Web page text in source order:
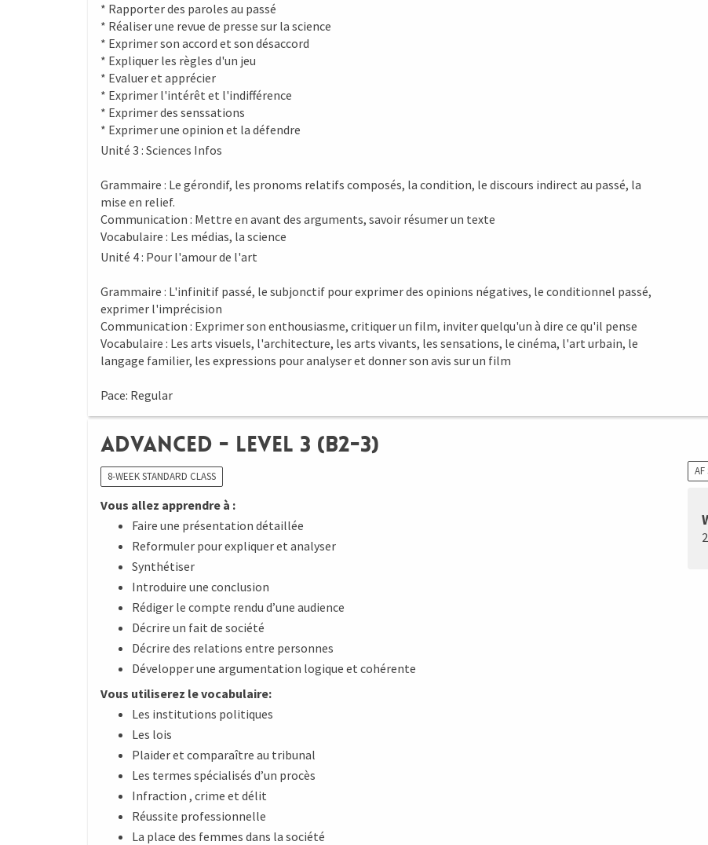
* Rapporter des paroles au passé
* Réaliser une revue de presse sur la science
* Exprimer son accord et son désaccord
* Expliquer les règles d'un jeu
* Evaluer et apprécier
* Exprimer l'intérêt et l'indifférence
* Exprimer des senssations
* Exprimer une opinion et la défendre
Unité 3 : Sciences Infos
Grammaire : Le gérondif, les pronoms relatifs composés, la condition, le discours indirect au passé, la
mise en relief.
Communication : Mettre en avant des arguments, savoir résumer un texte
Vocabulaire : Les médias, la science
Unité 4 : Pour l'amour de l'art
Grammaire : L'infinitif passé, le subjonctif pour exprimer des opinions négatives, le conditionnel passé,
exprimer l'imprécision
Communication : Exprimer son enthousiasme, critiquer un film, inviter quelqu'un à dire ce qu'il pense
Vocabulaire : Les arts visuels, l'architecture, les arts vivants, les sensations, le cinéma, l'art urbain, le
langage familier, les expressions pour analyser et donner son avis sur un film
Pace: Regular
Advanced - Level 3 (B2-3)
8-WEEK STANDARD CLASS
Vous allez apprendre à :
Faire une présentation détaillée
Reformuler pour expliquer et analyser
Synthétiser
Introduire une conclusion
Rédiger le compte rendu d’une audience
Décrire un fait de société
Décrire des relations entre personnes
Développer une argumentation logique et cohérente
Vous utiliserez le vocabulaire:
Les institutions politiques
Les lois
Plaider et comparaître au tribunal
Les termes spécialisés d’un procès
Infraction , crime et délit
Réussite professionnelle
La place des femmes dans la société
AF